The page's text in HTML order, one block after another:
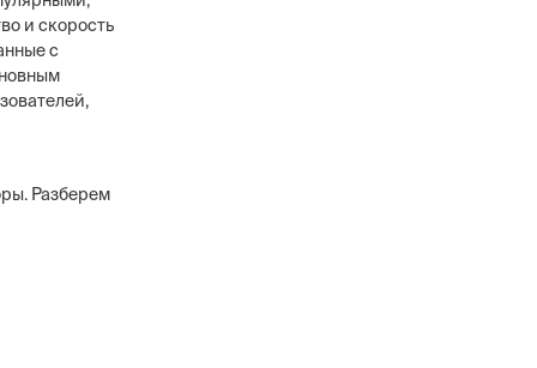
и скорость
с
Разберем